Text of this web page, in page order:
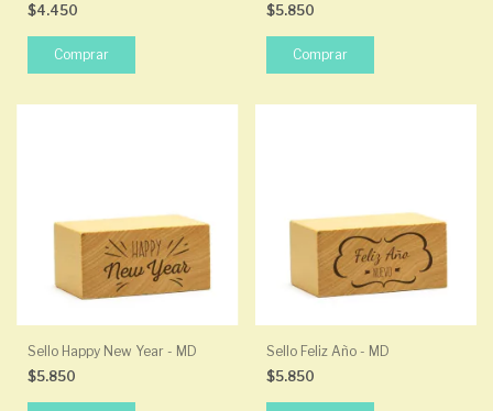
$4.450
$5.850
Sello Happy New Year - MD
$5.850
Sello Feliz Año - MD
$5.850